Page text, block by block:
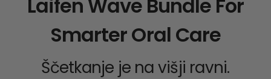
Laifen Wave Bundle For
Smarter Oral Care
Ščetkanje je na višji ravni.